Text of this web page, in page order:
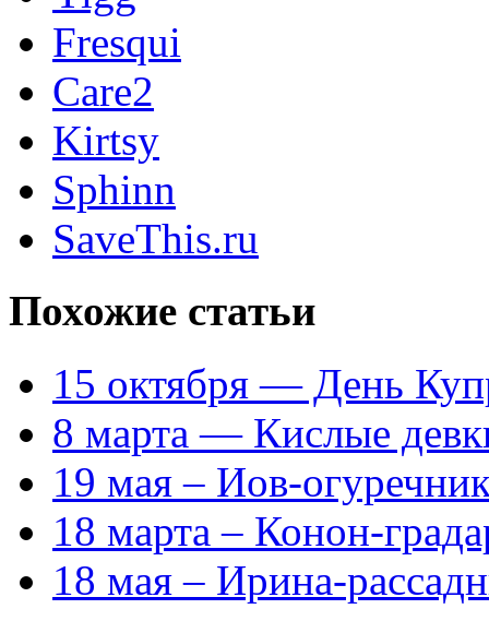
Fresqui
Care2
Kirtsy
Sphinn
SaveThis.ru
Похожие статьи
15 октября — День
8 марта — Кислые
19 мая – Иов-
18 марта – Конон-
18 мая – Ирина-